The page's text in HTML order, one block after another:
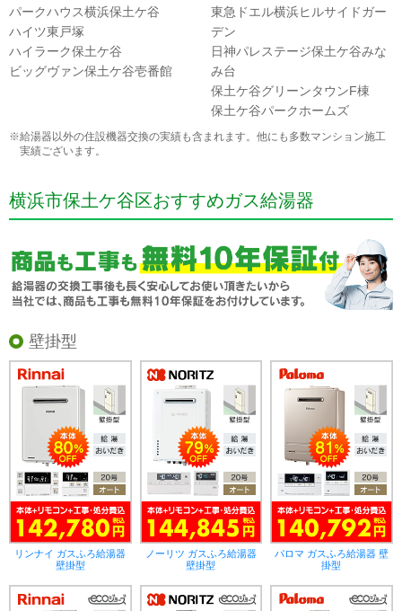
パークハウス横浜保土ケ谷
ハイツ東戸塚
ハイラーク保土ケ谷
ビッグヴァン保土ケ谷壱番館
東急ドエル横浜ヒルサイドガー
デン
日神パレステージ保土ケ谷みな
み台
保土ケ谷グリーンタウンF棟
保土ケ谷パークホームズ
※給湯器以外の住設機器交換の実績も含まれます。他にも多数マンション施工
実績ございます。
横浜市保土ケ谷区おすすめガス給湯器
壁掛型
リンナイ ガスふろ給湯器
壁掛型
ノーリツ ガスふろ給湯器
壁掛型
パロマ ガスふろ給湯器 壁
掛型